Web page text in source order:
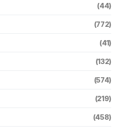
(44)
(772)
(41)
(132)
(574)
(219)
(458)